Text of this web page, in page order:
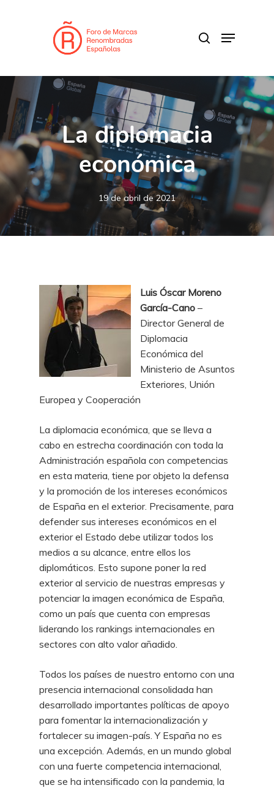
Menu
La diplomacia
económica
19 de abril de 2021
Luis Óscar Moreno
García-Cano –
Director General de
Diplomacia
Económica del
Ministerio de Asuntos
Exteriores, Unión
Europea y Cooperación
La diplomacia económica, que se lleva a
cabo en estrecha coordinación con toda la
Administración española con competencias
en esta materia, tiene por objeto la defensa
y la promoción de los intereses económicos
de España en el exterior. Precisamente, para
defender sus intereses económicos en el
exterior el Estado debe utilizar todos los
medios a su alcance, entre ellos los
diplomáticos. Esto supone poner la red
exterior al servicio de nuestras empresas y
potenciar la imagen económica de España,
como un país que cuenta con empresas
liderando los rankings internacionales en
sectores con alto valor añadido.
Todos los países de nuestro entorno con una
presencia internacional consolidada han
desarrollado importantes políticas de apoyo
para fomentar la internacionalización y
fortalecer su imagen-país. Y España no es
una excepción. Además, en un mundo global
con una fuerte competencia internacional,
que se ha intensificado con la pandemia, la